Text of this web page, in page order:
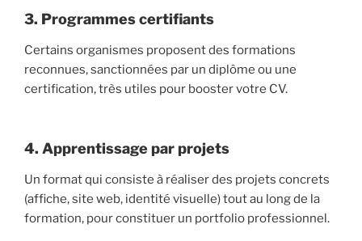
3. Programmes certifiants
Certains organismes proposent des formations
reconnues, sanctionnées par un diplôme ou une
certification, très utiles pour booster votre CV.
4. Apprentissage par projets
Un format qui consiste à réaliser des projets concrets
(affiche, site web, identité visuelle) tout au long de la
formation, pour constituer un portfolio professionnel.